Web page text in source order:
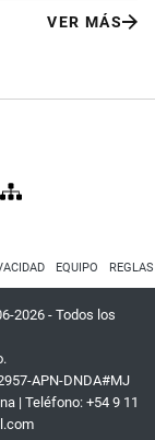
VER MÁS
EQUIPO
2026 - Todos los
APN-DNDA#MJ
| Teléfono: +54 9 11